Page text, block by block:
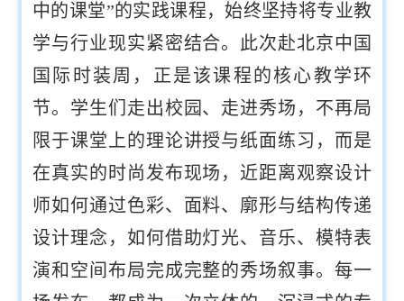
中的课堂”的实践课程，始终坚持将专业教
学与行业现实紧密结合。此次赴北京中国
国际时装周，正是该课程的核心教学环
节。学生们走出校园、走进秀场，不再局
限于课堂上的理论讲授与纸面练习，而是
在真实的时尚发布现场，近距离观察设计
师如何通过色彩、面料、廓形与结构传递
设计理念，如何借助灯光、音乐、模特表
演和空间布局完成完整的秀场叙事。每一